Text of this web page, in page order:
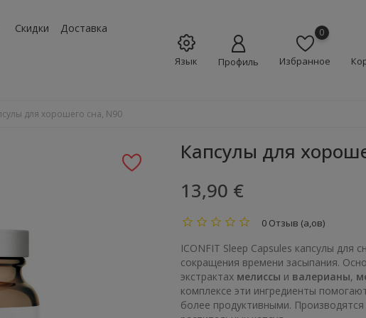
Скидки Доставка
Язык Профиль
0
Избранное
для хорошего сна, N90
Капсулы для
13,90 €
0 Отзыв (а,ов)
ICONFIT Sleep Capsules капсулы для
сокращения времени засыпания.
экстрактах мелиссы и валерианы,
комплексе эти ингредиенты
более продуктивными.